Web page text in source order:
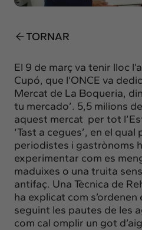
TORNAR
El 9 de març va tenir lloc
Cupó, que l’ONCE va
Mercat de La Boqueria,
tu mercado’. 5,5 milions
aquest mercat per tot
‘Tast a cegues’, en el
periodistes i gastrònoms
experimentar com es
maduixes o una truita
antifaç. Una Tècnica de
ha explicat com
seguint les pautes de les
com cal omplir un got